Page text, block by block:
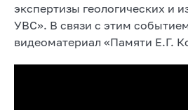
экспертизы геологических и
УВС». В связи с этим
видеоматериал «Памяти Е.Г.